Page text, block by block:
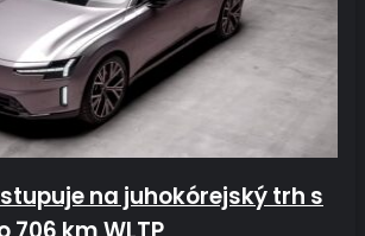
na juhokórejský trh s